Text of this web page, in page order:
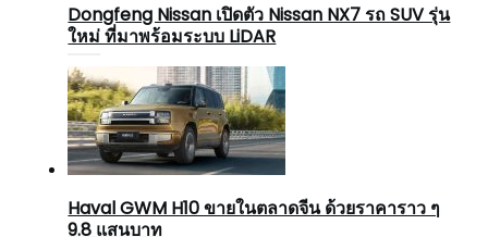
Dongfeng Nissan เปิดตัว Nissan NX7 รถ SUV รุ่น
ใหม่ ที่มาพร้อมระบบ LiDAR
Haval GWM H10 ขายในตลาดจีน ด้วยราคาราว ๆ
9.8 แสนบาท